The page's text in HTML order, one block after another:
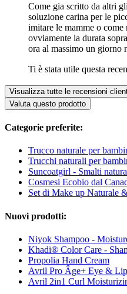
Come gia scritto da altri
soluzione carina per le
imitare le mamme o
ovviamente la durata
ora al massimo un giorno
Ti è stata utile questa
Visualizza tutte le recensioni
Valuta questo prodotto
Categorie preferite:
Trucco naturale per
Trucchi naturali per
Suncoatgirl - Smalti
Cosmesi Ecobio dal
Set di Make up Naturale
Nuovi prodotti:
Niyok Shampoo -
Khadi® Color Care -
Propolia Hand Cream
Avril Pro Âge+ Eye &
Avril 2in1 Curl